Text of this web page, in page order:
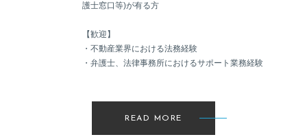
護士窓口等)が有る方
【歓迎】
・不動産業界における法務経験
・弁護士、法律事務所におけるサポート業務経験
READ MORE